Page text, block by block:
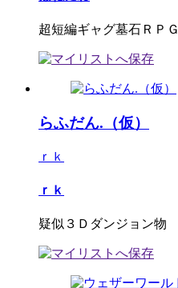
超短編ギャグ墓石ＲＰＧ
らふだん.（仮）
ｒｋ
ｒｋ
疑似３Ｄダンジョン物